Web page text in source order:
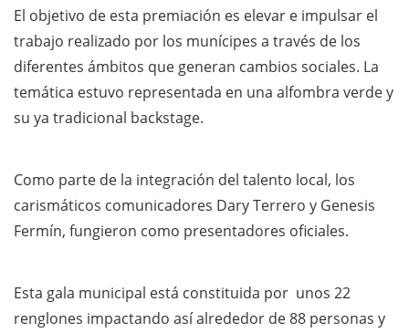
El objetivo de esta premiación es elevar e impulsar el
trabajo realizado por los munícipes a través de los
diferentes ámbitos que generan cambios sociales. La
temática estuvo representada en una alfombra verde y
su ya tradicional backstage.
Como parte de la integración del talento local, los
carismáticos comunicadores Dary Terrero y Genesis
Fermín, fungieron como presentadores oficiales.
Esta gala municipal está constituida por unos 22
renglones impactando así alrededor de 88 personas y